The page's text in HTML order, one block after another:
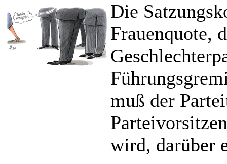
Die
Frauenquote,
muß der
wird, darüber